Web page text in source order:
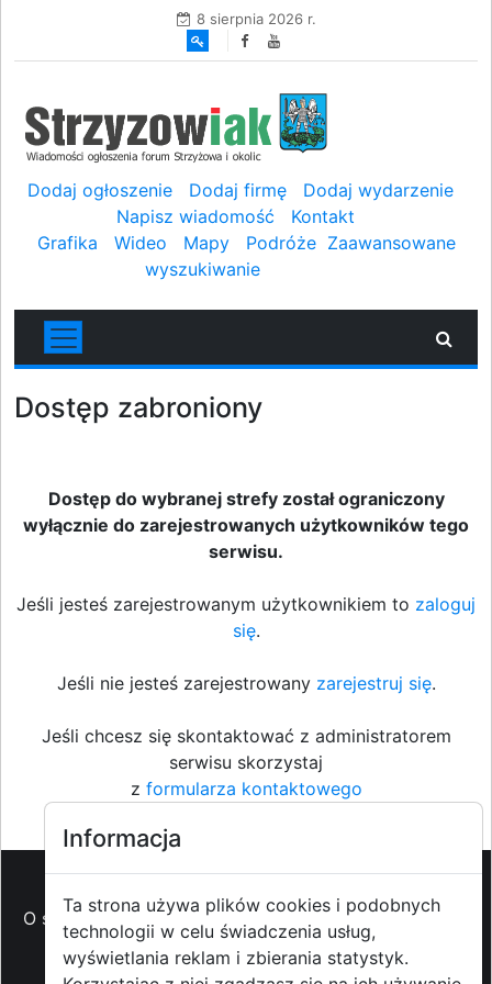
8 sierpnia 2026 r.
Dodaj ogłoszenie Dodaj firmę
Dodaj wydarzenie
Napisz wiadomość
Kontakt
Grafika
Wideo Mapy Podróże Zaawansowane
wyszukiwanie
Dostęp zabroniony
Dostęp do wybranej strefy został ograniczony
wyłącznie do zarejestrowanych użytkowników tego
serwisu.
Jeśli jesteś zarejestrowanym użytkownikiem to zaloguj
się.
Jeśli nie jesteś zarejestrowany zarejestruj się.
Jeśli chcesz się skontaktować z administratorem
serwisu skorzystaj
z formularza kontaktowego
O strzyzowiak.pl-Reklama-Pomoc (FAQ)-Patronat
medialny - Prawa autorskie- Redakcja i
kontakt -Współpraca z mediami
Informacja
Ta strona używa plików cookies i podobnych
technologii w celu świadczenia usług,
wyświetlania reklam i zbierania statystyk.